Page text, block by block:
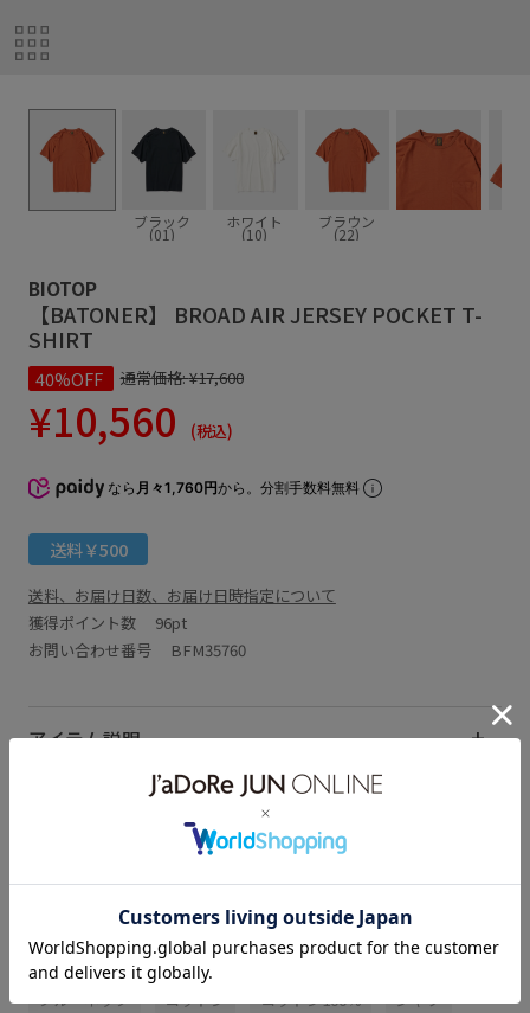
ブラック
(01)
ホワイト
(10)
ブラウン
(22)
BIOTOP
【BATONER】 BROAD AIR JERSEY POCKET T-
SHIRT
40%OFF 通常価格:¥17,600
¥10,560 (税込)
なら 月々1,760円から。分割手数料無料
送料￥500
送料、お届け日数、お届け日時指定について
獲得ポイント数 96pt
お問い合わせ番号 BFM35760
アイテム説明
サイズ・素材・お手入れ方法
関連タグ
BATONER BO_OTHERS_TEE Tシャツ
クルーネック コットン コットン100% シャツ